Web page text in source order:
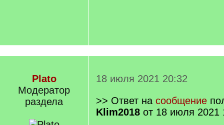
Plato
Модератор
раздела
18 июля 2021 20:32
>> Ответ на сообщение
Klim2018 от 18 июля 2021